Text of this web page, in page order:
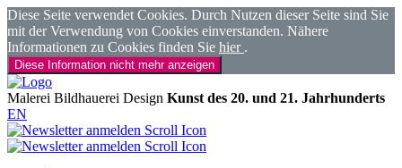
Diese Seite verwendet Cookies. Durch Nutzen dieser Seite sind Sie
mit der Verwendung von Cookies einverstanden. Nähere
Informationen zu Cookies finden Sie hier .
Diese Information nicht mehr anzeigen
Malerei Bildhauerei Design Kunst des 20. und 21. Jahrhunderts
EN